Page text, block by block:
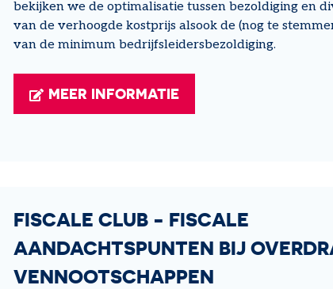
bekijken we de optimalisatie tussen bezoldiging en
van de verhoogde kostprijs alsook de (nog te
van de minimum bedrijfsleidersbezoldiging.
MEER INFORMATIE
FISCALE CLUB - FISCALE
AANDACHTSPUNTEN BIJ
VENNOOTSCHAPPEN